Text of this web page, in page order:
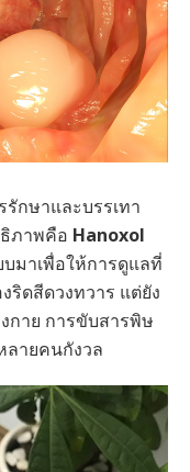
กษาและบรรเทา
ภาพคือ Hanoxol
มาเพื่อให้การดูแลที่
ริดสีดวงทวาร แต่ยัง
กาย การขับสารพิษ
ลายคนกังวล